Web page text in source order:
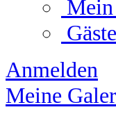
Anmelden
Meine